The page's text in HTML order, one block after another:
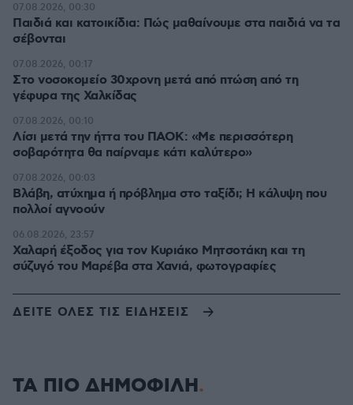
Παιδιά και κατοικίδια: Πώς μαθαίνουμε στα παιδιά να τα
σέβονται
07.08.2026, 00:30
Στο νοσοκομείο 30χρονη μετά από πτώση από τη
γέφυρα της Χαλκίδας
07.08.2026, 00:17
Λίσι μετά την ήττα του ΠΑΟΚ: «Με περισσότερη
σοβαρότητα θα παίρναμε κάτι καλύτερο»
07.08.2026, 00:10
Βλάβη, ατύχημα ή πρόβλημα στο ταξίδι; Η κάλυψη που
πολλοί αγνοούν
07.08.2026, 00:03
Χαλαρή έξοδος για τον Κυριάκο Μητσοτάκη και τη
σύζυγό του Μαρέβα στα Χανιά, φωτογραφίες
06.08.2026, 23:57
ΔΕΙΤΕ ΟΛΕΣ ΤΙΣ ΕΙΔΗΣΕΙΣ
ΤΑ ΠΙΟ ΔΗΜΟΦΙΛΗ